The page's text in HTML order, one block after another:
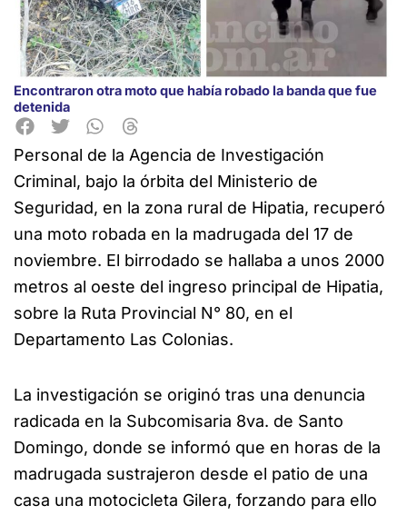
Encontraron otra moto que había robado la banda que fue
detenida
Personal de la Agencia de Investigación
Criminal, bajo la órbita del Ministerio de
Seguridad, en la zona rural de Hipatia, recuperó
una moto robada en la madrugada del 17 de
noviembre. El birrodado se hallaba a unos 2000
metros al oeste del ingreso principal de Hipatia,
sobre la Ruta Provincial N° 80, en el
Departamento Las Colonias.
La investigación se originó tras una denuncia
radicada en la Subcomisaria 8va. de Santo
Domingo, donde se informó que en horas de la
madrugada sustrajeron desde el patio de una
casa una motocicleta Gilera, forzando para ello